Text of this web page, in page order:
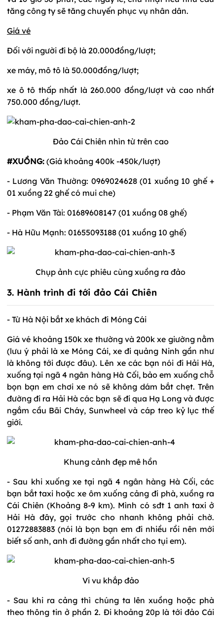
tăng công ty sẽ tăng chuyến phục vụ nhân dân.
Giá vé
Đối với người đi bộ là 20.000đồng/lượt;
xe máy, mô tô là 50.000đồng/lượt;
xe ô tô thấp nhất là 260.000 đồng/lượt và cao nhất
750.000 đồng/lượt.
Đảo Cái Chiên nhìn từ trên cao
#XUỒNG: (Giá khoảng 400k -450k/lượt)
- Lương Văn Thường: 0969024628 (01 xuồng 10 ghế +
01 xuồng 22 ghế có mui che)
- Phạm Văn Tài: 01689608147 (01 xuồng 08 ghế)
- Hà Hữu Mạnh: 01655093188 (01 xuồng 10 ghế)
Chụp ảnh cực phiêu cùng xuồng ra đảo
3. Hành trình đi tới đảo Cái Chiên
- Từ Hà Nội bắt xe khách đi Móng Cái
Giá vé khoảng 150k xe thường và 200k xe giường nằm
(lưu ý phải là xe Móng Cái, xe đi quảng Ninh gần như
là không tới được đâu). Lên xe các bạn nói đi Hải Hà,
xuống tại ngã 4 ngân hàng Hà Cối, bảo em xuống chỗ
bọn bạn em chơi xe nó sẽ không dám bắt chẹt. Trên
đường đi ra Hải Hà các bạn sẽ đi qua Hạ Long và được
ngắm cầu Bãi Cháy, Sunwheel và cáp treo kỷ lục thế
giới.
Khung cảnh đẹp mê hồn
- Sau khi xuống xe tại ngã 4 ngân hàng Hà Cối, các
bạn bắt taxi hoặc xe ôm xuống cảng đi phà, xuồng ra
Cái Chiên (Khoảng 8-9 km). Mình có sđt 1 anh taxi ở
Hải Hà đây, gọi trước cho nhanh không phải chờ.
01272883883 (nói là bọn bạn em đi nhiều rồi nên mới
biết số anh, anh đi đường gần nhất cho tụi em).
Vi vu khắp đảo
- Sau khi ra cảng thì chúng ta lên xuồng hoặc phà
theo thông tin ở phần 2. Đi khoảng 20p là tới đảo Cái